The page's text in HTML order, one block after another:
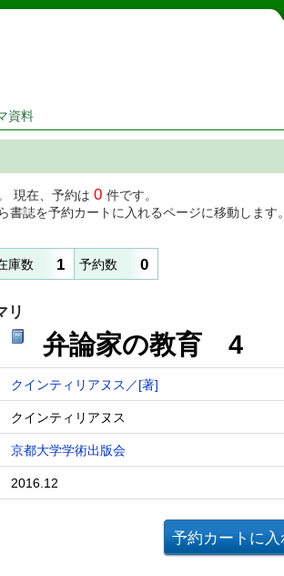
書検索・予約システム
資料
現在、予約は 0 件です。
書誌を予約カートに入れるページに移動します。
庫数 1 予約数 0
リ
弁論家の教育 4
クインティリアヌス／[著]
クインティリアヌス
京都大学学術出版会
2016.12